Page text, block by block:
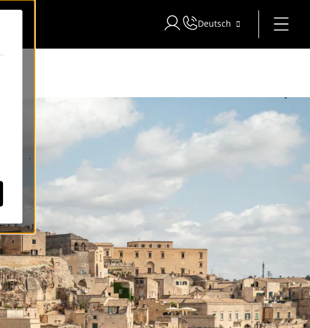
Bei Star Traveler oder Corporate
Deutsch